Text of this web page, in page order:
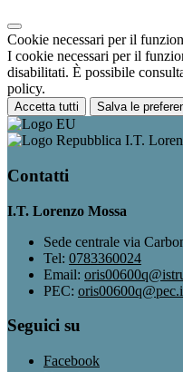
Cookie necessari per il
I cookie necessari per il
disabilitati. È possibile
policy.
Accetta tutti Salva le
I.T.
Contatti
I.T. Lorenzo Mossa
Sede centrale via
Tel: 0783360024
Email:
PEC:
Seguici su
Facebook